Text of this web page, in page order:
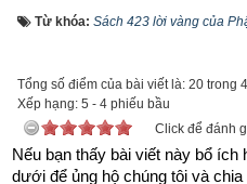
sach-423-loi-vang-cua-phat-pdf-
hoặc liên hệ Zalo:
Sau đây là Phẩm hiền trí
423 lời vàng của Phật” của
Từ khóa: Sách 423 lời vàng của
Tổng số điểm của bài viết là: 20 trong
Xếp hạng: 5 - 4 phiếu bầu
Click để đánh
Nếu bạn thấy bài viết này bổ ích
dưới để ủng hộ chúng tôi và